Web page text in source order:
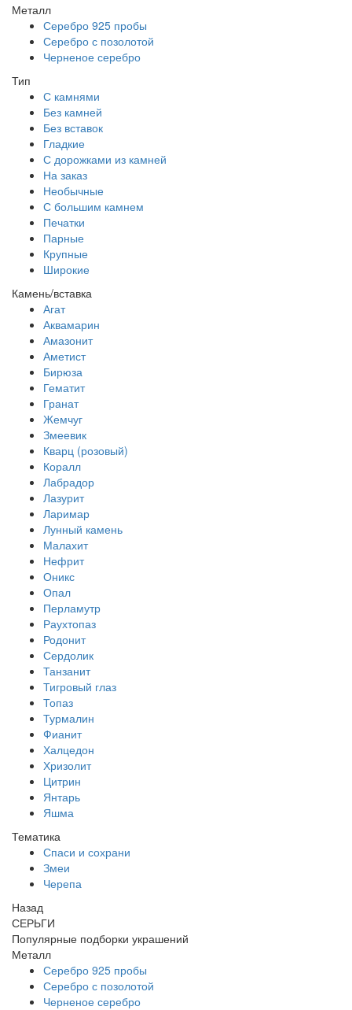
Металл
Серебро 925 пробы
Серебро с позолотой
Черненое серебро
Тип
С камнями
Без камней
Без вставок
Гладкие
С дорожками из камней
На заказ
Необычные
С большим камнем
Печатки
Парные
Крупные
Широкие
Камень/вставка
Агат
Аквамарин
Амазонит
Аметист
Бирюза
Гематит
Гранат
Жемчуг
Змеевик
Кварц (розовый)
Коралл
Лабрадор
Лазурит
Ларимар
Лунный камень
Малахит
Нефрит
Оникс
Опал
Перламутр
Раухтопаз
Родонит
Сердолик
Танзанит
Тигровый глаз
Топаз
Турмалин
Фианит
Халцедон
Хризолит
Цитрин
Янтарь
Яшма
Тематика
Спаси и сохрани
Змеи
Черепа
Назад
СЕРЬГИ
Популярные подборки украшений
Металл
Серебро 925 пробы
Серебро с позолотой
Черненое серебро